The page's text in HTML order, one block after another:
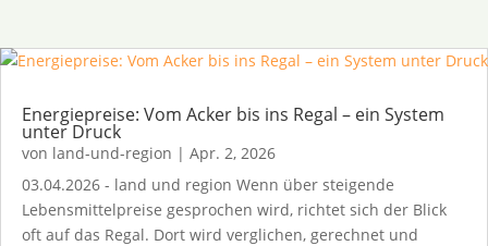
Energiepreise: Vom Acker bis ins Regal – ein System
unter Druck
von land-und-region | Apr. 2, 2026
03.04.2026 - land und region Wenn über steigende
Lebensmittelpreise gesprochen wird, richtet sich der Blick
oft auf das Regal. Dort wird verglichen, gerechnet und